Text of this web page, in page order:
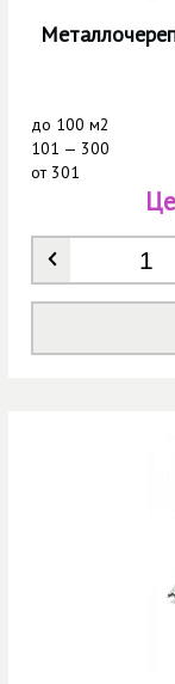
до 100 м2
101 — 300
от301